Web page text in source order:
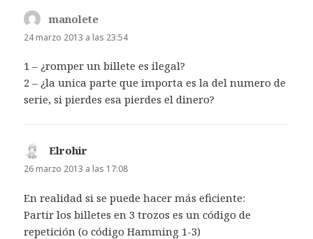
manolete
24 marzo 2013 a las 23:54
1 – ¿romper un billete es ilegal?
2 – ¿la unica parte que importa es la del numero de
serie, si pierdes esa pierdes el dinero?
Elrohir
26 marzo 2013 a las 17:08
En realidad si se puede hacer más eficiente:
Partir los billetes en 3 trozos es un código de
repetición (o código Hamming 1-3)